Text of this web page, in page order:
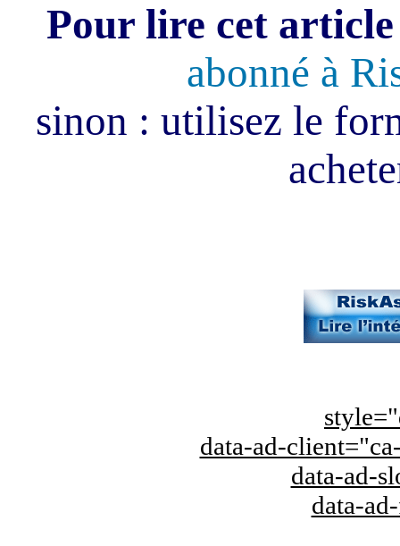
Pour lire cet
abonné à
sinon : utilisez le
data-ad-
data-ad-
data-